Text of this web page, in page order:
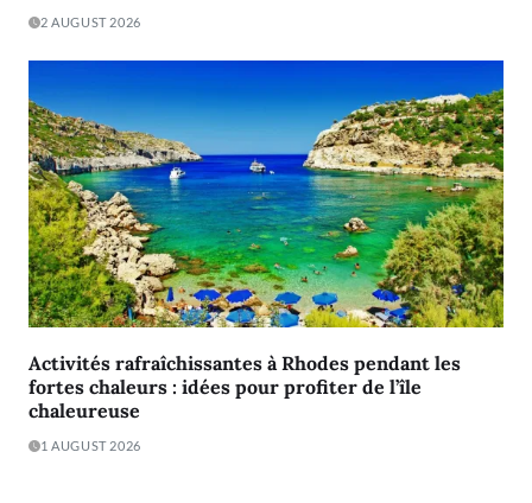
2 AUGUST 2026
Activités rafraîchissantes à Rhodes pendant les
fortes chaleurs : idées pour profiter de l’île
chaleureuse
1 AUGUST 2026